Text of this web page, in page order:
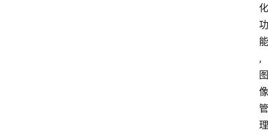
化
功
能
,
图
像
管
理